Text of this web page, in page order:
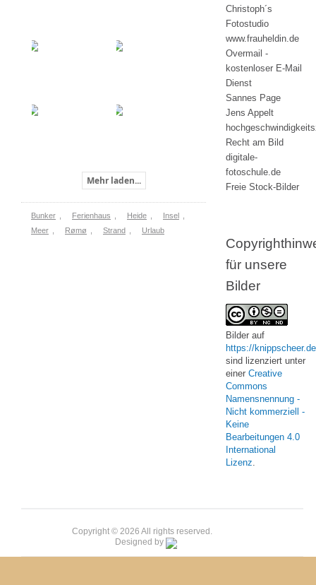
Mehr laden...
Bunker Ferienhaus Heide Insel
Meer
Rømø Strand Urlaub
Christoph´s
Fotostudio
www.frauheldin.de
Overmail -
kostenloser E-Mail
Dienst
Sannes Page
Jens Appelt
Recht am Bild
digitale-
fotoschule.de
Freie Stock-Bilder
für unsere
Bilder
Bilder auf
https://knippscheer.de
sind lizenziert unter
einer Creative
Commons
Namensnennung -
Nicht kommerziell -
Keine
Bearbeitungen 4.0
International
Lizenz.
Copyright © 2026 All rights reserved.
Designed by